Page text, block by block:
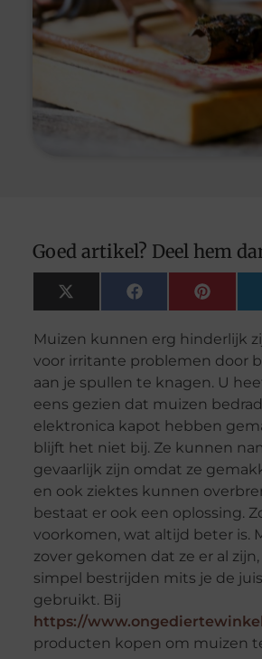
Goed artikel? Deel hem
X
(Twitter)
Facebook
Muizen kunnen erg hinderlijk
voor irritante problemen door
aan je spullen te knagen. U
eens gezien dat muizen
elektronica kapot hebben
blijft het niet bij. Ze kunnen
gevaarlijk zijn omdat ze
en ook ziektes kunnen
bestaat er ook een oplossing.
voorkomen, wat altijd beter is.
zover gekomen dat ze er al
simpel bestrijden mits je de
gebruikt. Bij
https://
producten kopen om muizen